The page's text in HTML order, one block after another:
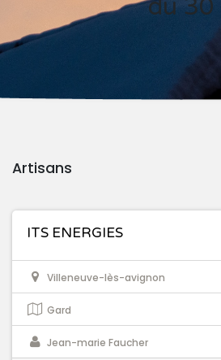
du 30
Artisans
ITS ENERGIES
Villeneuve-lès-avignon
Gard
Jean-marie Faucher